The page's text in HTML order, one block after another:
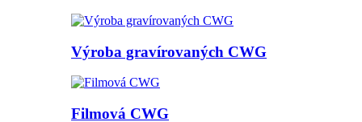
Výroba gravírovaných CWG
Filmová CWG